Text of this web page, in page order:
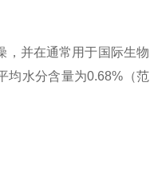
，并在通常用于国际生物
均水分含量为0.68%（范